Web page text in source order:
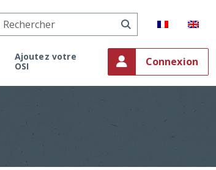
Ajoutez votre
OSI
Connexion